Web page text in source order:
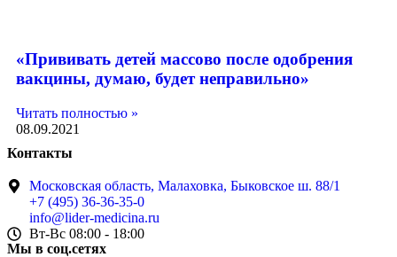
«Прививать детей массово после одобрения
вакцины, думаю, будет неправильно»
Читать полностью »
08.09.2021
Контакты
Московская область, Малаховка, Быковское ш. 88/1
+7 (495) 36-36-35-0
info@lider-medicina.ru
Вт-Вс 08:00 - 18:00
Мы в соц.сетях